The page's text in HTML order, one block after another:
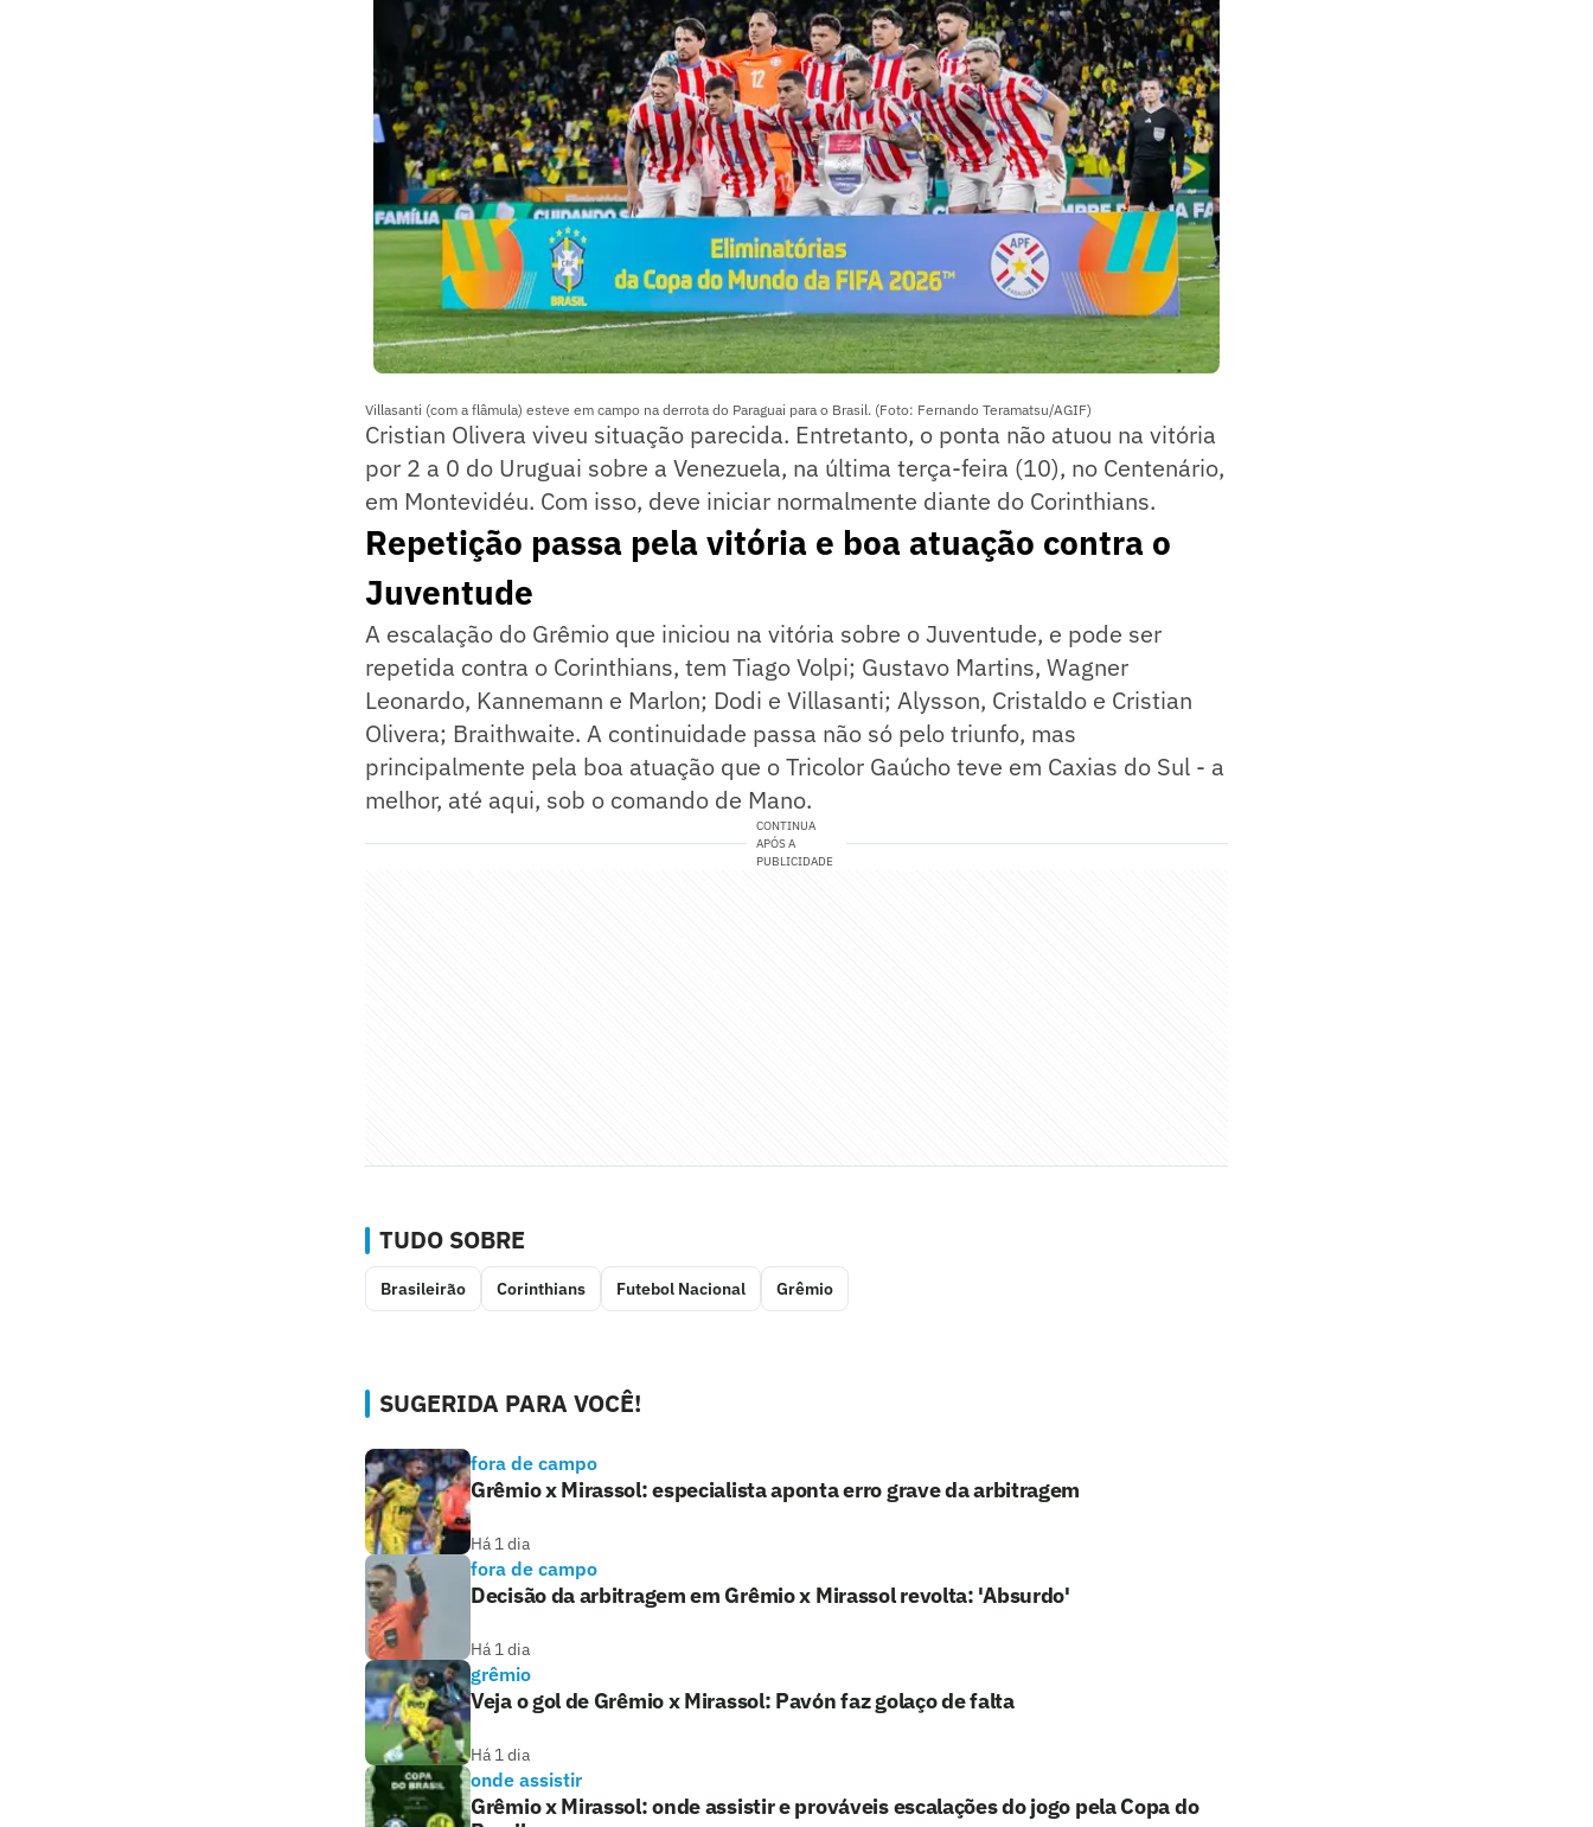
Villasanti (com a flâmula) esteve em campo na derrota do Paraguai para o Brasil. (Foto: Fernando Teramatsu/AGIF)
Cristian Olivera viveu situação parecida. Entretanto, o ponta não atuou na vitória
por 2 a 0 do Uruguai sobre a Venezuela, na última terça-feira (10), no Centenário,
em Montevidéu. Com isso, deve iniciar normalmente diante do Corinthians.
Repetição passa pela vitória e boa atuação contra o
Juventude
A escalação do Grêmio que iniciou na vitória sobre o Juventude, e pode ser
repetida contra o Corinthians, tem Tiago Volpi; Gustavo Martins, Wagner
Leonardo, Kannemann e Marlon; Dodi e Villasanti; Alysson, Cristaldo e Cristian
Olivera; Braithwaite. A continuidade passa não só pelo triunfo, mas
principalmente pela boa atuação que o Tricolor Gaúcho teve em Caxias do Sul - a
melhor, até aqui, sob o comando de Mano.
CONTINUA
APÓS A
PUBLICIDADE
TUDO SOBRE
Brasileirão Corinthians Futebol Nacional Grêmio
SUGERIDA PARA VOCÊ!
fora de campo
Grêmio x Mirassol: especialista aponta erro grave da arbitragem
Há 1 dia
fora de campo
Decisão da arbitragem em Grêmio x Mirassol revolta: 'Absurdo'
Há 1 dia
grêmio
Veja o gol de Grêmio x Mirassol: Pavón faz golaço de falta
Há 1 dia
onde assistir
Grêmio x Mirassol: onde assistir e prováveis escalações do jogo pela Copa do